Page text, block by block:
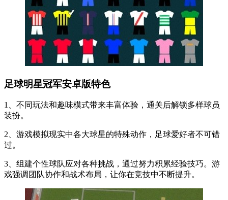
足球明星冠军安卓版特色
1、不同玩法和趣味模式带来丰富体验，通关后解锁多样球员
装扮。
2、游戏模拟现实中各大球星的特殊动作，足球爱好者不可错
过。
3、组建个性球队应对各种挑战，通过努力积累经验技巧。游
戏强调团队协作和战术布局，让你在竞技中不断提升。